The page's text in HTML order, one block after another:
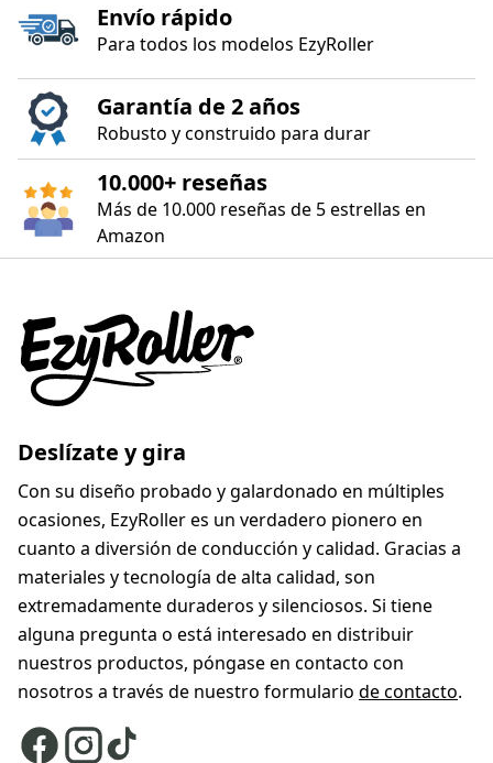
Envío rápido
Para todos los modelos EzyRoller
Garantía de 2 años
Robusto y construido para durar
10.000+ reseñas
Más de 10.000 reseñas de 5 estrellas en
Amazon
Deslízate y gira
Con su diseño probado y galardonado en múltiples
ocasiones, EzyRoller es un verdadero pionero en
cuanto a diversión de conducción y calidad. Gracias a
materiales y tecnología de alta calidad, son
extremadamente duraderos y silenciosos. Si tiene
alguna pregunta o está interesado en distribuir
nuestros productos, póngase en contacto con
nosotros a través de nuestro formulario de contacto.